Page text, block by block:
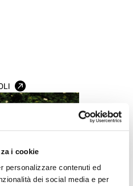
i cookie
personalizzare contenuti ed
dei social media e per